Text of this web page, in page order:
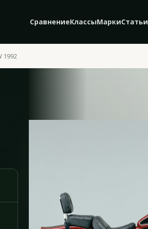
СравнениеКлассыМаркиСтатьи
1992